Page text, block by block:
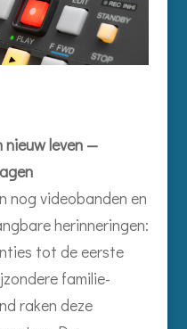
nieuw leven —
nog videobanden en
herinneringen:
tot de eerste
familie­
raken deze